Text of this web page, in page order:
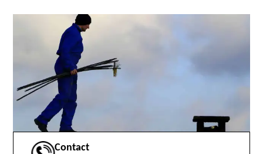
Contact